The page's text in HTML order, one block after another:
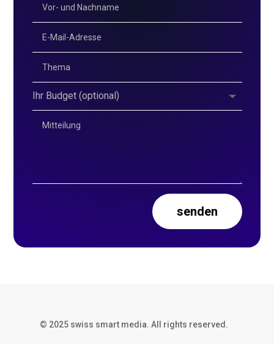
senden
© 2025 swiss smart media. All rights reserved.